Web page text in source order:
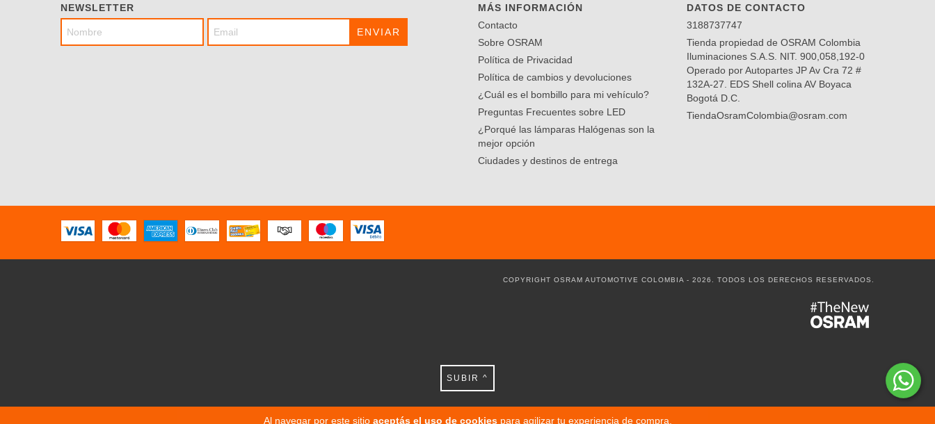
Al navegar por este sitio aceptás el uso de cookiespara agilizar tu experiencia de compra.
NEWSLETTER
MÁS INFORMACIÓN
Contacto
Sobre OSRAM
Política de Privacidad
Política de cambios y devoluciones
¿Cuál es el bombillo para mi vehículo?
Preguntas Frecuentes sobre LED
¿Porqué las lámparas Halógenas son la
mejor opción
Ciudades y destinos de entrega
DATOS DE CONTACTO
3188737747
Tienda propiedad de OSRAM Colombia
Iluminaciones S.A.S. NIT. 900,058,192-0
Operado por Autopartes JP Av Cra 72 #
132A-27. EDS Shell colina AV Boyaca
Bogotá D.C.
TiendaOsramColombia@osram.com
COPYRIGHT OSRAM AUTOMOTIVE COLOMBIA - 2026. TODOS LOS DERECHOS RESERVADOS.
SUBIR ^